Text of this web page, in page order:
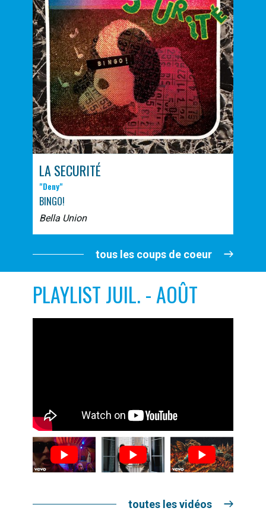
LA SECURITÉ
"Deny"
BINGO!
Bella Union
tous les coups de coeur
PLAYLIST JUIL. - AOÛT
toutes les vidéos